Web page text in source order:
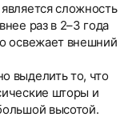
сложность
раз в 2–3 года
освежает внешний
выделить то, что
шторы и
высотой.